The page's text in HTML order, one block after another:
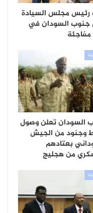
رئيس مجلس السيادة
جنوب السودان في
مفاجئة
السودان تعلن وصول
وجنود من الجيش
بعتادهم
من هجليج